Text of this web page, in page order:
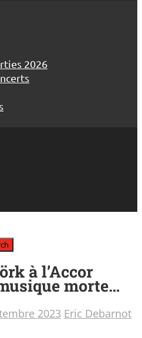
2026
à l’Accor
morte…
2023 Eric Debarnot